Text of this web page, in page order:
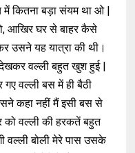
कितना बड़ा संयम था ओ |
आखिर घर से बाहर कैसे
उसने यह यात्रा की थी।
वल्ली बहुत खुश हुई |
वल्ली बस में ही बैठी
कहा नहीं मैं इसी बस से
वल्ली की हरकतें बहुत
वल्ली बोली मेरे पास उसके